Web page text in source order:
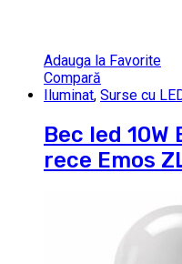
Adauga la Favorite
Compară
Iluminat, Surse cu
Bec led
rece Emos